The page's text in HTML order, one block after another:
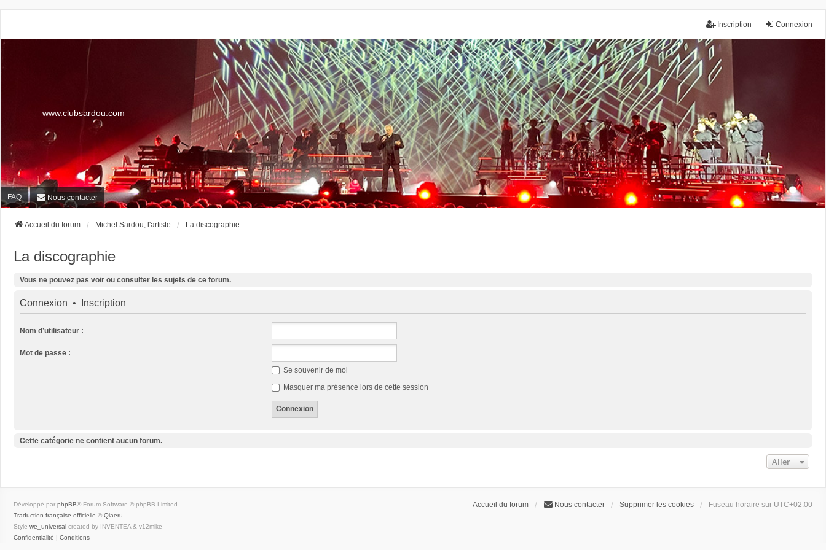
Connexion
Inscription
www.clubsardou.com
FAQ Nous contacter
Accueil du forum Michel Sardou, l'artiste La discographie
La discographie
Vous ne pouvez pas voir ou consulter les sujets de ce forum.
Connexion • Inscription
Nom d’utilisateur :
Mot de passe :
Se souvenir de moi
Masquer ma présence lors de cette session
Cette catégorie ne contient aucun forum.
Aller
Accueil du forum Nous contacter Supprimer les cookies Fuseau horaire sur UTC+02:00
Développé par phpBB® Forum Software © phpBB Limited
Traduction française officielle © Qiaeru
Style we_universal created by INVENTEA & v12mike
Confidentialité | Conditions